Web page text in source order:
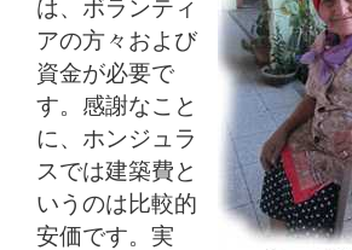
は、ボランティ
アの方々および
資金が必要で
す。感謝なこと
に、ホンジュラ
スでは建築費と
いうのは比較的
安価です。実